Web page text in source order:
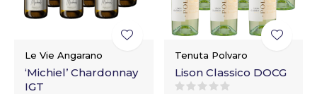
Le Vie Angarano
‘Michiel’ Chardonnay
IGT
Tenuta Polvaro
Lison Classico DOCG